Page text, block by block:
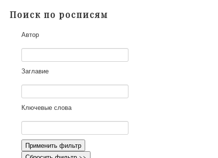
Участники
Научная работа
Как работать с сайтом
Контакты
Поиск по росписям
Автор
Заглавие
Ключевые слова
Применить фильтр